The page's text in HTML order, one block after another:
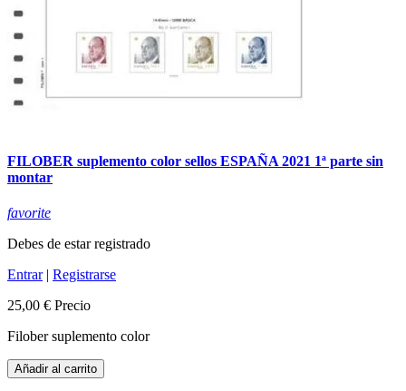
FILOBER suplemento color sellos ESPAÑA 2021 1ª parte sin
montar
favorite
Debes de estar registrado
Entrar| Registrarse
25,00 € Precio
Filober suplemento color
Añadir al carrito